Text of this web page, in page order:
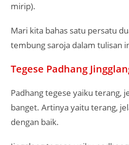
mirip).
Mari kita bahas satu persatu
tembung saroja dalam tulisan
Tegese Padhang
Padhang tegese yaiku terang,
banget. Artinya yaitu terang,
dengan baik.